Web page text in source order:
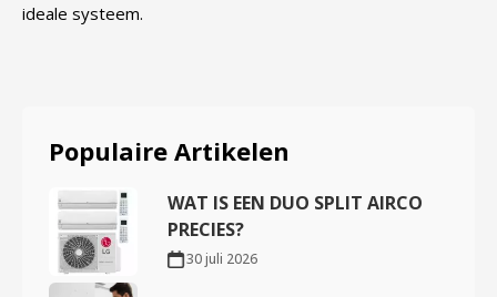
ideale systeem.
Populaire Artikelen
WAT IS EEN DUO SPLIT AIRCO
PRECIES?
30 juli 2026